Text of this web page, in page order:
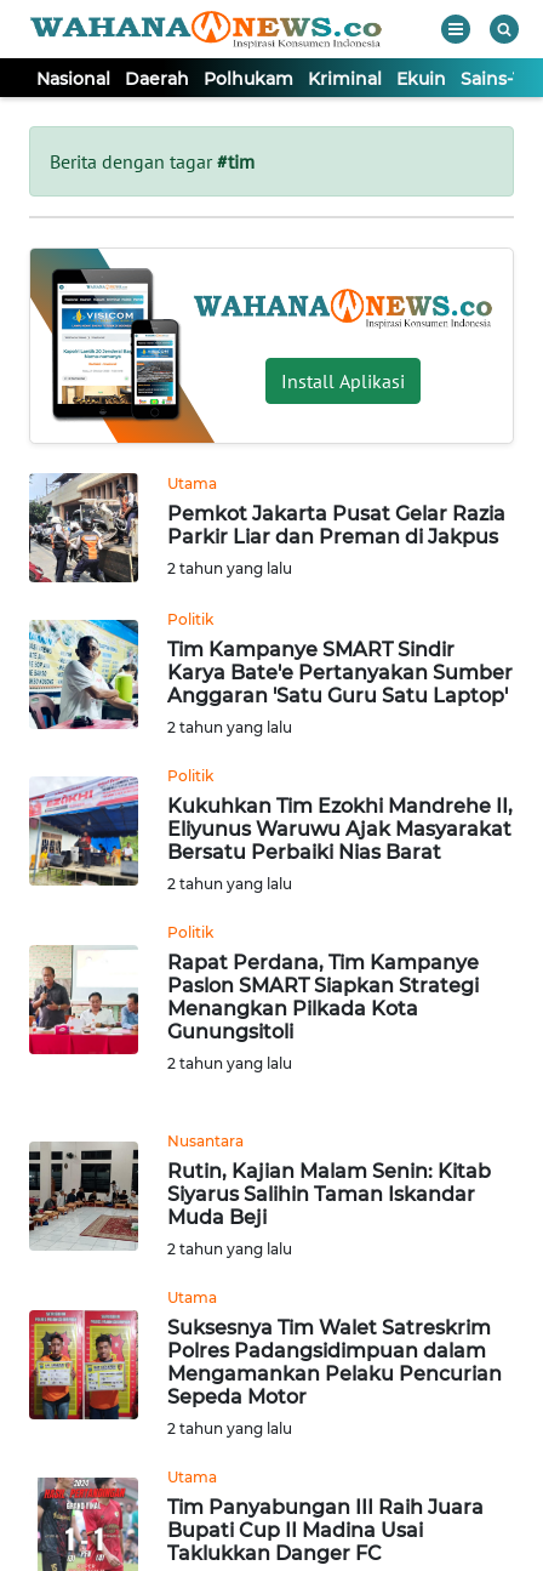
Nasional Daerah Polhukam Kriminal Ekuin Sains-
Berita dengan tagar#tim
Install Aplikasi
Utama
Pemkot Jakarta Pusat Gelar Razia
Parkir Liar dan Preman di Jakpus
2 tahun yang lalu
Politik
Tim Kampanye SMART Sindir
Karya Bate'e Pertanyakan Sumber
Anggaran 'Satu Guru Satu Laptop'
2 tahun yang lalu
Politik
Kukuhkan Tim Ezokhi Mandrehe II,
Eliyunus Waruwu Ajak Masyarakat
Bersatu Perbaiki Nias Barat
2 tahun yang lalu
Politik
Rapat Perdana, Tim Kampanye
Paslon SMART Siapkan Strategi
Menangkan Pilkada Kota
Gunungsitoli
2 tahun yang lalu
Nusantara
Rutin, Kajian Malam Senin: Kitab
Siyarus Salihin Taman Iskandar
Muda Beji
2 tahun yang lalu
Utama
Suksesnya Tim Walet Satreskrim
Polres Padangsidimpuan dalam
Mengamankan Pelaku Pencurian
Sepeda Motor
2 tahun yang lalu
Utama
Tim Panyabungan III Raih Juara
Bupati Cup II Madina Usai
Taklukkan Danger FC
Tutup
NASIONAL
DAERAH
POLHUKAM
KRIMINAL
EKUIN
SAINS-TEKNO
KESEHATAN
INTERNASIONAL
PENDIDIKAN
OPINI
EDITORIAL
INDEKS
BERITA
KONTAK
INFO
IKLAN
TENTANG
PEDOMAN
MEDIA
SIBER